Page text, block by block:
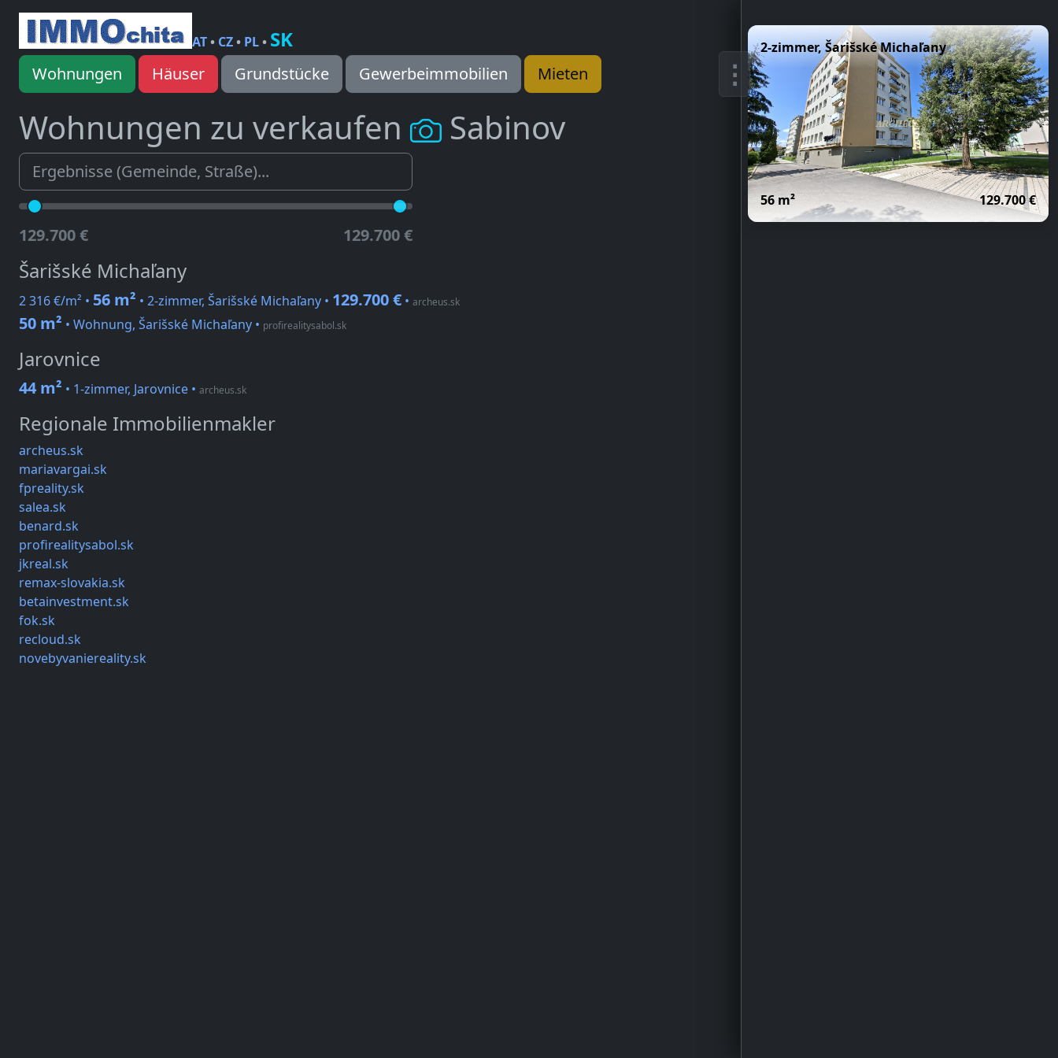
AT• CZ• PL• SK
Wohnungen Häuser Grundstücke Gewerbeimmobilien Mieten
Wohnungen zu verkaufen Sabinov
129.700 € 129.700 €
Šarišské Michaľany
2 316 €/m² • 56 m² • 2-zimmer, Šarišské Michaľany • 129.700 € • archeus.sk
50 m² • Wohnung, Šarišské Michaľany • profirealitysabol.sk
Jarovnice
44 m² • 1-zimmer, Jarovnice • archeus.sk
Regionale Immobilienmakler
archeus.sk
mariavargai.sk
fpreality.sk
salea.sk
benard.sk
profirealitysabol.sk
jkreal.sk
remax-slovakia.sk
betainvestment.sk
fok.sk
recloud.sk
novebyvaniereality.sk